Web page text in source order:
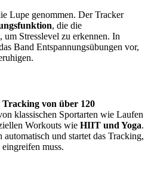
Lupe genommen. Der Tracker
, die die
Stresslevel zu erkennen. In
Band Entspannungsübungen vor,
Tracking von über 120
klassischen Sportarten wie Laufen
Workouts wie HIIT und Yoga.
und startet das Tracking,
muss.